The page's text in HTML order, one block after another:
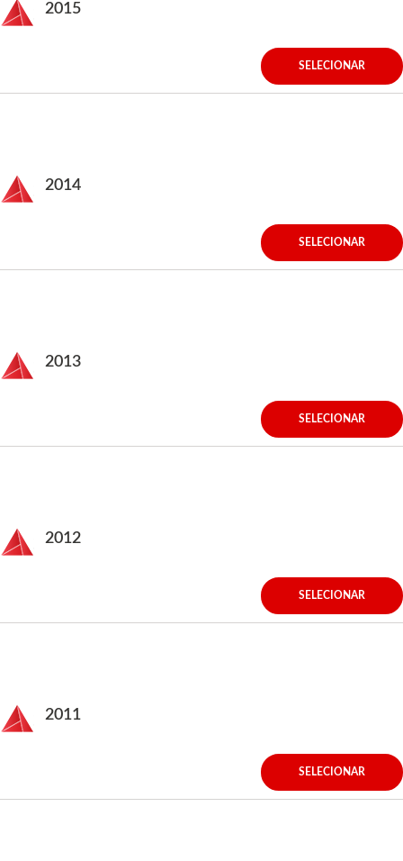
2015
SELECIONAR
2014
SELECIONAR
2013
SELECIONAR
2012
SELECIONAR
2011
SELECIONAR